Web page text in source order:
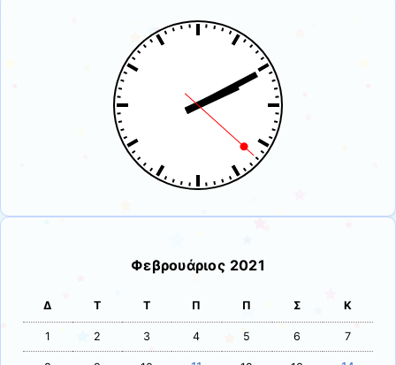
Φεβρουάριος 2021
Δ Τ Τ Π Π Σ Κ
1 2 3 4 5 6 7